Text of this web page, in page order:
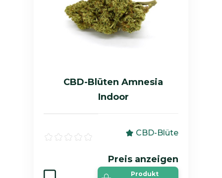
CBD-Blüten Amnesia
Indoor
CBD-Blüte
Preis anzeigen
Produkt